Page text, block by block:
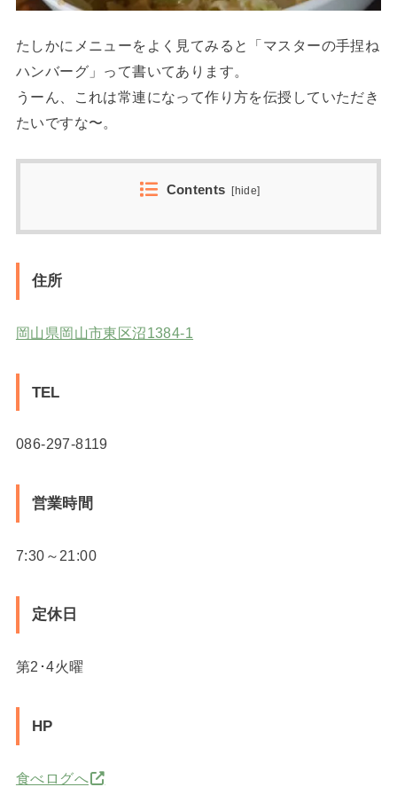
たしかにメニューをよく見てみると「マスターの手捏ね
ハンバーグ」って書いてあります。
うーん、これは常連になって作り方を伝授していただき
たいですな〜。
Contents [hide]
住所
岡山県岡山市東区沼1384-1
TEL
086-297-8119
営業時間
7:30～21:00
定休日
第2･4火曜
HP
食べログへ